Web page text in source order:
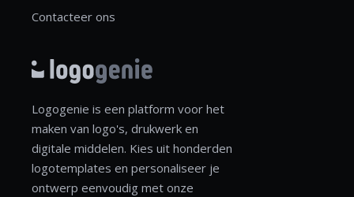
Contacteer ons
Logogenie is een platform voor het
maken van logo's, drukwerk en
digitale middelen. Kies uit honderden
logotemplates en personaliseer je
ontwerp eenvoudig met onze